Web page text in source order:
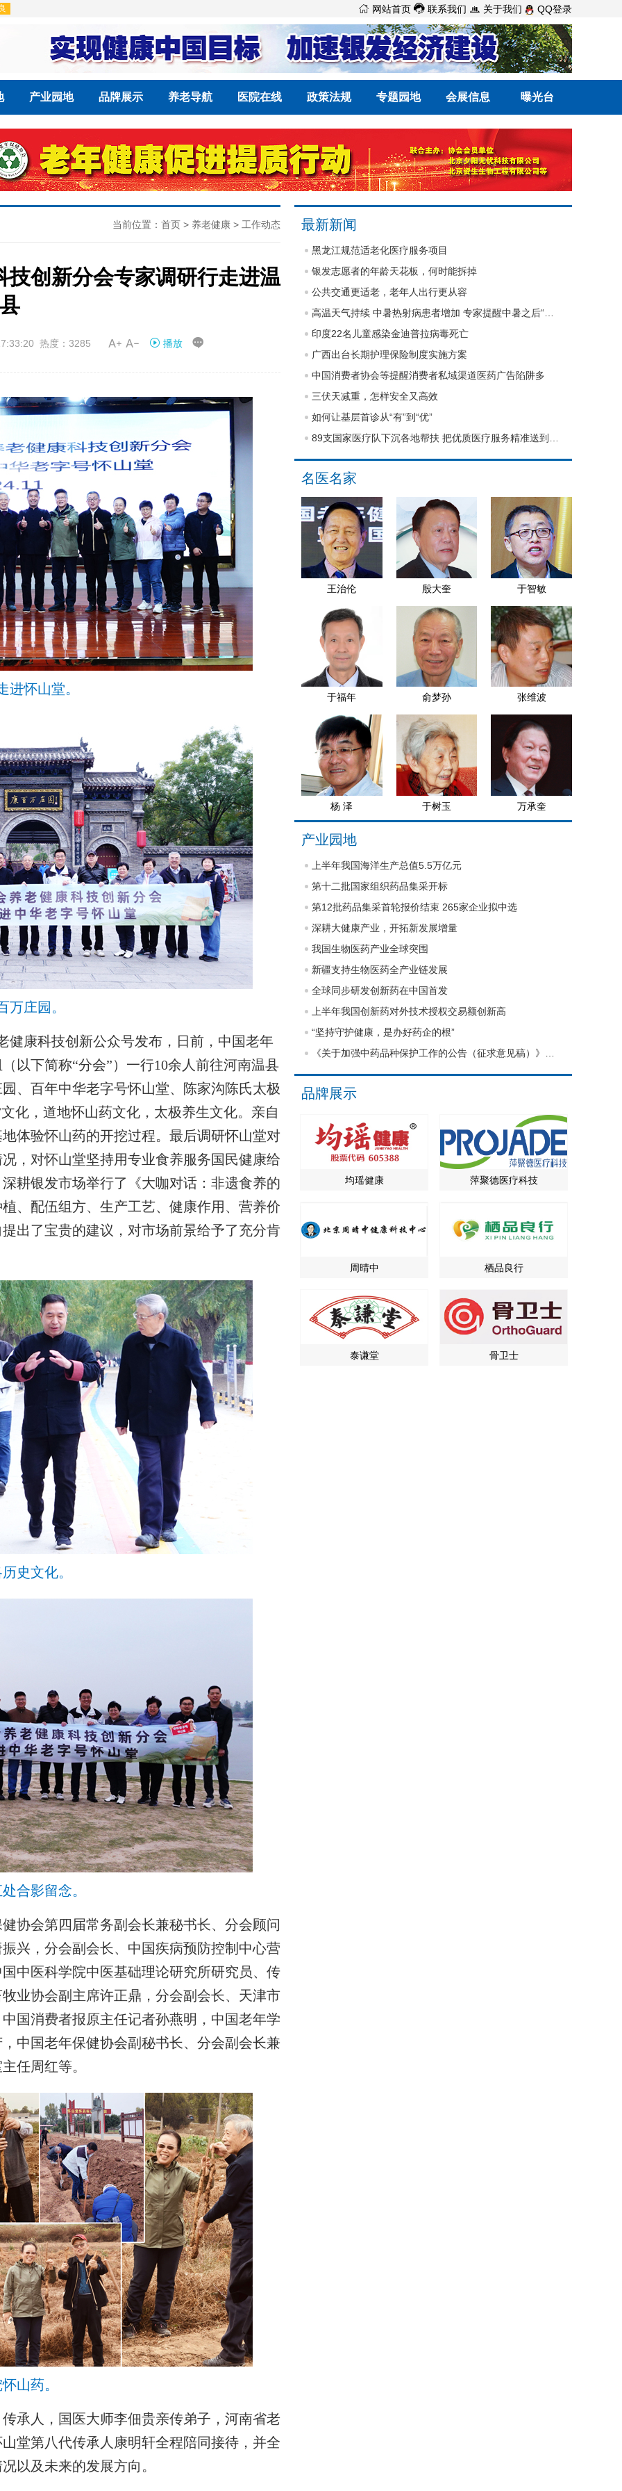
 网站首页  联系我们  关于我们 QQ登录
产业园地 品牌展示 养老导航 医院在线 政策法规 专题园地 会展信息 曝光台
当前位置： 首页 > 养老健康 > 工作动态
创新分会专家调研行走进温
县
热度：3285  播放 
进怀山堂。
万庄园。
康科技创新公众号发布，日前，中国老年
以下简称“分会”）一行10余人前往河南温县
、百年中华老字号怀山堂、陈家沟陈氏太极
化，道地怀山药文化，太极养生文化。亲自
体验怀山药的开挖过程。最后调研怀山堂对
，对怀山堂坚持用专业食养服务国民健康给
耕银发市场举行了《大咖对话：非遗食养的
、配伍组方、生产工艺、健康作用、营养价
出了宝贵的建议，对市场前景给予了充分肯
史文化。
合影留念。
会第四届常务副会长兼秘书长、分会顾问
兴，分会副会长、中国疾病预防控制中心营
中医科学院中医基础理论研究所研究员、传
业协会副主席许正鼎，分会副会长、天津市
国消费者报原主任记者孙燕明，中国老年学
中国老年保健协会副秘书长、分会副会长兼
任周红等。
山药。
人，国医大师李佃贵亲传弟子，河南省老
堂第八代传承人康明轩全程陪同接待，并全
以及未来的发展方向。
最新新闻
黑龙江规范适老化医疗服务项目
银发志愿者的年龄天花板，何时能拆掉
公共交通更适老，老年人出行更从容
印度22名儿童感染金迪普拉病毒死亡
广西出台长期护理保险制度实施方案
中国消费者协会等提醒消费者私域渠道医药广告陷阱多
三伏天减重，怎样安全又高效
如何让基层首诊从“有”到“优”
名医名家
王治伦 殷大奎 于智敏
于福年 俞梦孙 张维波
杨 泽 于树玉 万承奎
产业园地
上半年我国海洋生产总值5.5万亿元
第十二批国家组织药品集采开标
第12批药品集采首轮报价结束 265家企业拟中选
深耕大健康产业，开拓新发展增量
我国生物医药产业全球突围
新疆支持生物医药全产业链发展
全球同步研发创新药在中国首发
上半年我国创新药对外技术授权交易额创新高
“坚持守护健康，是办好药企的根”
品牌展示
均瑶健康 萍聚德医疗科技
周晴中 栖品良行
泰谦堂 骨卫士